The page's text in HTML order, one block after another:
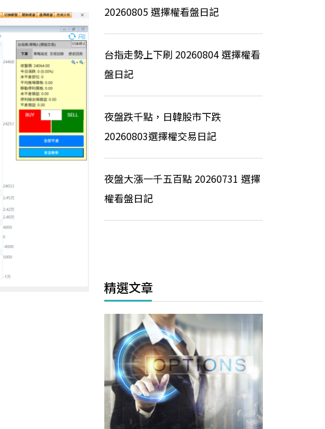
20260805 選擇權看盤日記
台指走勢上下刷 20260804 選擇權看
盤日記
夜盤跌千點，日韓股市下跌
20260803選擇權交易日記
夜盤大漲一千五百點 20260731 選擇
權看盤日記
精選文章